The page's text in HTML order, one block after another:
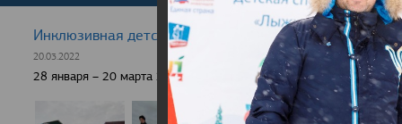
Инклюзивная детская гонка "Лыжня здоровья" 2022
20.03.2022
28 января – 20 марта 2022 г., 10 населенных пунктов России,